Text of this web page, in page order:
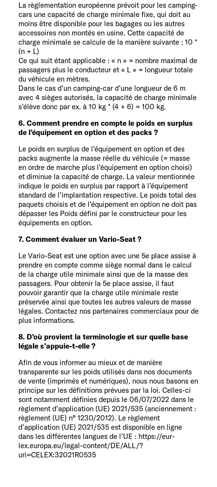
La règlementation européenne prévoit pour les camping-
cars une capacité de charge minimale fixe, qui doit au
moins être disponible pour les bagages ou les autres
accessoires non montés en usine. Cette capacité de
charge minimale se calcule de la manière suivante : 10 *
(n + L)
Ce qui suit étant applicable : « n » = nombre maximal de
passagers plus le conducteur et « L » = longueur totale
du véhicule en mètres.
Dans le cas d’un camping-car d’une longueur de 6 m
avec 4 sièges autorisés, la capacité de charge minimale
s’élève donc par ex. à 10 kg * (4 + 6) = 100 kg.
6. Comment prendre en compte le poids en surplus
de l’équipement en option et des packs ?
Le poids en surplus de l’équipement en option et des
packs augmente la masse réelle du véhicule (= masse
en ordre de marche plus l’équipement en option choisi)
et diminue la capacité de charge. La valeur mentionnée
indique le poids en surplus par rapport à l’équipement
standard de l’implantation respective. Le poids total des
paquets choisis et de l’équipement en option ne doit pas
dépasser les Poids défini par le constructeur pour les
équipements en option.
7. Comment évaluer un Vario-Seat ?
Le Vario-Seat est une option avec une 5e place assise à
prendre en compte comme siège normal dans le calcul
de la charge utile minimale ainsi que de la masse des
passagers. Pour obtenir la 5e place assise, il faut
pouvoir garantir que la charge utile minimale reste
préservée ainsi que toutes les autres valeurs de masse
légales. Contactez nos partenaires commerciaux pour de
plus informations.
8. D’où provient la terminologie et sur quelle base
légale s’appuie-t-elle ?
Afin de vous informer au mieux et de manière
transparente sur les poids utilisés dans nos documents
de vente (imprimés et numériques), nous nous basons en
principe sur les définitions prévues par la loi. Celles-ci
sont notamment définies depuis le 06/07/2022 dans le
règlement d’application (UE) 2021/535 (anciennement :
règlement (UE) n° 1230/2012). Le règlement
d’application (UE) 2021/535 est disponible en ligne
dans les différentes langues de l’UE : https://eur-
lex.europa.eu/legal-content/DE/ALL/?
uri=CELEX:32021R0535